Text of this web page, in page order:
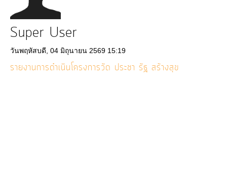
การ
เงิน-
การ
คลัง
Super User
วันพฤหัสบดี, 04 มิถุนายน 2569 15:19
รายงานการดำเนินโครงการวัด ประชา รัฐ สร้างสุข